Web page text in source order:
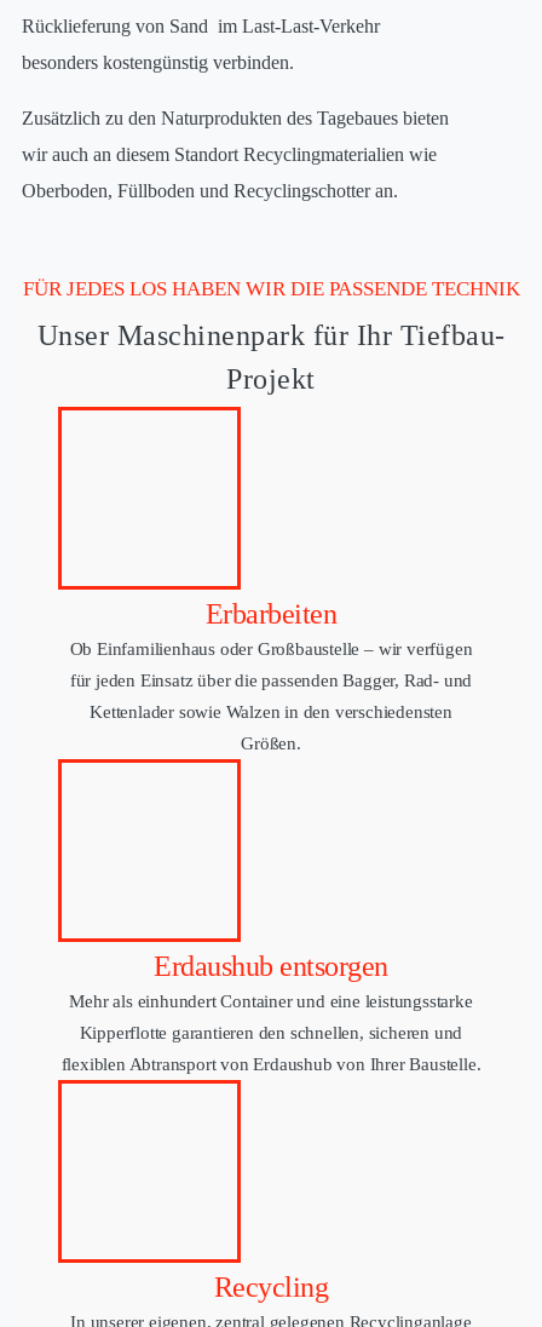
Rücklieferung von Sand im Last-Last-Verkehr
besonders kostengünstig verbinden.
Zusätzlich zu den Naturprodukten des Tagebaues bieten
wir auch an diesem Standort Recyclingmaterialien wie
Oberboden, Füllboden und Recyclingschotter an.
FÜR JEDES LOS HABEN WIR DIE PASSENDE TECHNIK
Unser Maschinenpark für Ihr Tiefbau-
Projekt
Erbarbeiten
Ob Einfamilienhaus oder Großbaustelle – wir verfügen
für jeden Einsatzüber die passenden Bagger, Rad- und
Kettenlader sowie Walzen in den verschiedensten
Größen.
Erdaushub entsorgen
Mehr als einhundert Container und eine leistungsstarke
Kipperflotte garantieren den schnellen, sicheren und
flexiblen Abtransport von Erdaushub von Ihrer Baustelle.
Recycling
In unserer eigenen, zentral gelegenen Recyclinganlage